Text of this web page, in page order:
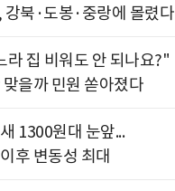
강북·도봉·중랑에 몰렸다
라 집 비워도 안 되나요?"
을까 민원 쏟아졌다
1300원대 눈앞...
후 변동성 최대